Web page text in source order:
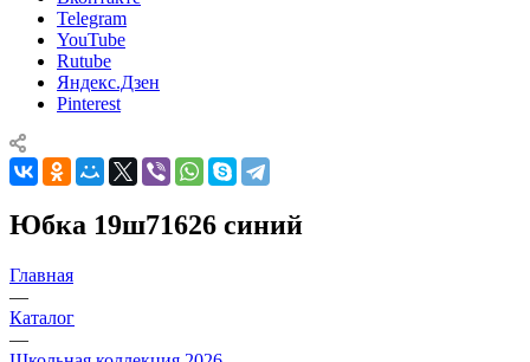
Telegram
YouTube
Rutube
Яндекс.Дзен
Pinterest
Юбка 19ш71626 синий
Главная
—
Каталог
—